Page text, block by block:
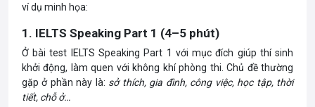
ví dụ minh họa:
1. IELTS Speaking Part 1 (4–5 phút)
Ở bài test IELTS Speaking Part 1 với mục đích giúp thí sinh
khởi động, làm quen với không khí phòng thi. Chủ đề thường
gặp ở phần này là: sở thích, gia đình, công việc, học tập, thời
tiết, chỗ ở…